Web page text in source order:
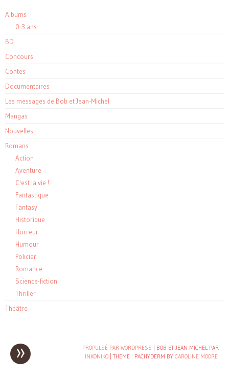
Albums
0-3 ans
BD
Concours
Contes
Documentaires
Les messages de Bob et Jean-Michel
Mangas
Nouvelles
Romans
Action
Aventure
C'est la vie !
Fantastique
Fantasy
Historique
Horreur
Humour
Policier
Romance
Science-fiction
Thriller
Théâtre
Post
navigation
» PROPULSÉ PAR WORDPRESS
| BOB ET JEAN-MICHEL PAR
INKONIKO
THEME : PACHYDERM BY CAROLINE MOORE.